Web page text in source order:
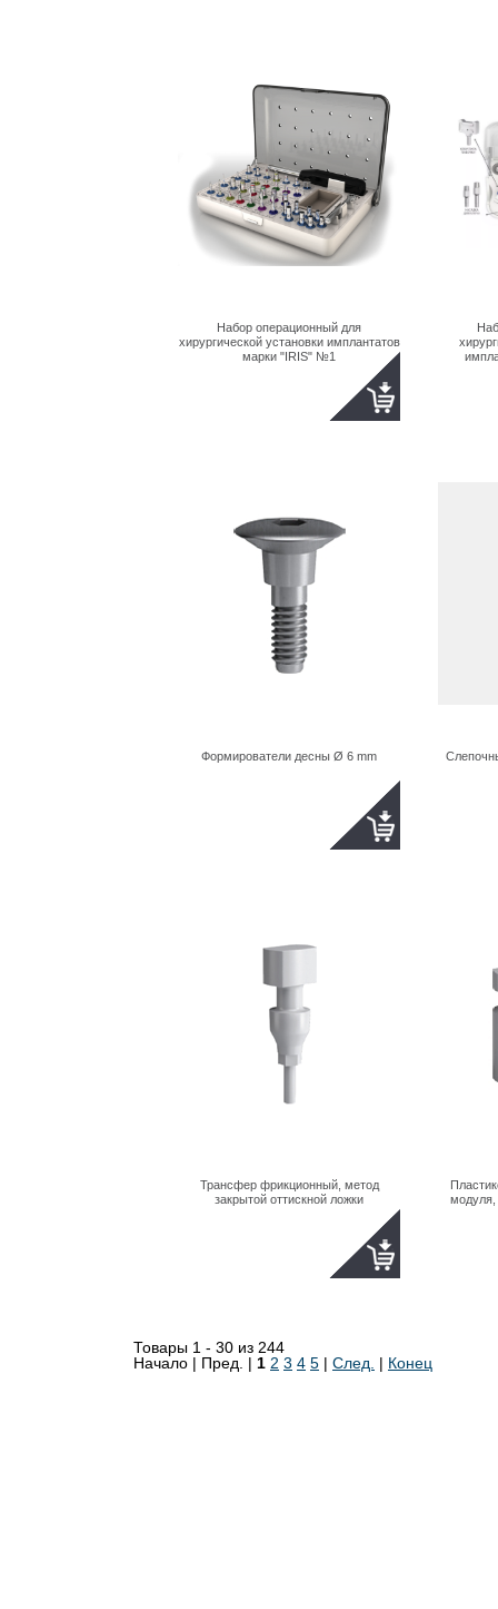
Набор операционный для
хирургической установки имплантатов
марки "IRIS" №1
Формирователи десны Ø 6 mm
Трансфер фрикционный, метод
закрытой оттискной ложки
модуля,
Товары 1 - 30 из 244
Начало | Пред. | 1 2 3 4 5 | След. | Конец